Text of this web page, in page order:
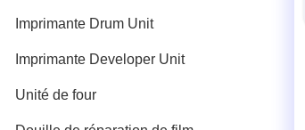
Imprimante Drum Unit
Imprimante Developer Unit
Unité de four